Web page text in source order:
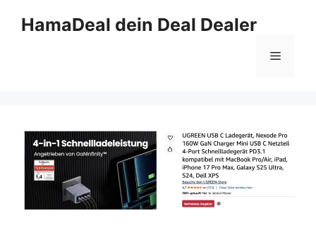
InhaltHamaDeal dein Deal Dealer
Menü